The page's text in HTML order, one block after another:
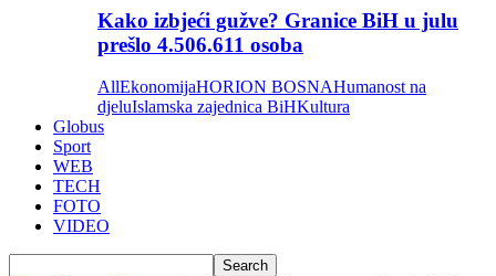
Kako izbjeći gužve? Granice BiH u julu
prešlo 4.506.611 osoba
AllEkonomijaHORION BOSNAHumanost na
djeluIslamska zajednica BiHKultura
Globus
Sport
WEB
TECH
FOTO
VIDEO